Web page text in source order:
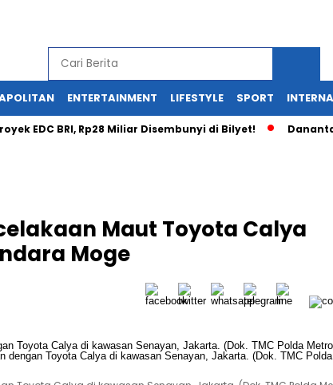
ENTERTAINMENT LIFESTYLE SPORT
EDC BRI, Rp28 Miliar Disembunyi di Bilyet!
Maut Toyota Calya
Moge